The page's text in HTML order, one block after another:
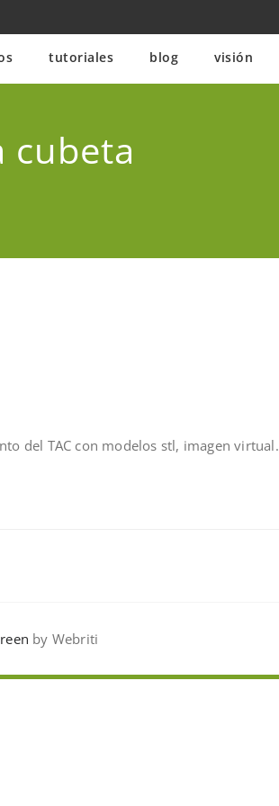
tutoriales blog visión
cubeta
del TAC con modelos stl, imagen virtual.
by Webriti